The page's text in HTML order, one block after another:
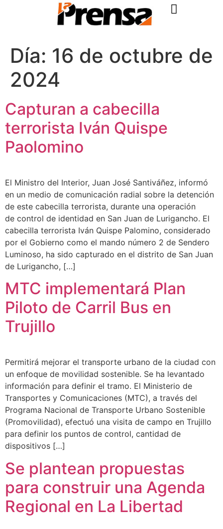
Día: 16 de octubre de
2024
Capturan a cabecilla
terrorista Iván Quispe
Paolomino
El Ministro del Interior, Juan José Santiváñez, informó
en un medio de comunicación radial sobre la detención
de este cabecilla terrorista, durante una operación
de control de identidad en San Juan de Lurigancho. El
cabecilla terrorista Iván Quispe Palomino, considerado
por el Gobierno como el mando número 2 de Sendero
Luminoso, ha sido capturado en el distrito de San Juan
de Lurigancho, […]
MTC implementará Plan
Piloto de Carril Bus en
Trujillo
Permitirá mejorar el transporte urbano de la ciudad con
un enfoque de movilidad sostenible. Se ha levantado
información para definir el tramo. El Ministerio de
Transportes y Comunicaciones (MTC), a través del
Programa Nacional de Transporte Urbano Sostenible
(Promovilidad), efectuó una visita de campo en Trujillo
para definir los puntos de control, cantidad de
dispositivos […]
Se plantean propuestas
para construir una Agenda
Regional en La Libertad